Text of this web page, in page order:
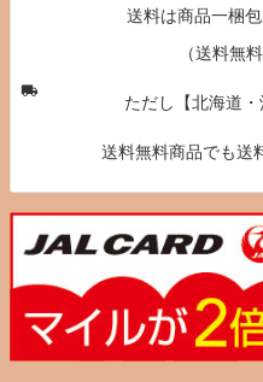
送料は商品一梱
（送料無
ただし【北海道・
送料無料商品でも送